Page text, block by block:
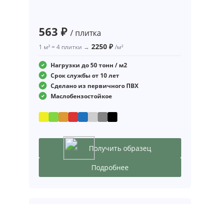
563 ₽ / плитка
1 м² = 4 плитки → 2250 ₽ /м²
Нагрузки до 50 тонн / м2
Срок службы от 10 лет
Сделано из первичного ПВХ
Маслобензостойкое
Получить образец
Подробнее